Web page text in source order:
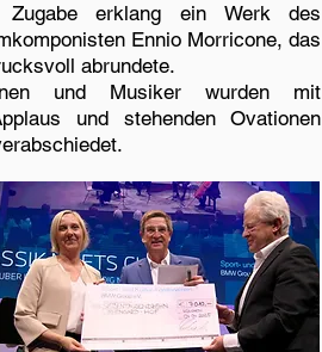
Zugabe erklang ein Werk des
Ennio Morricone, das
abrundete.
und Musiker wurden mit
und stehenden Ovationen